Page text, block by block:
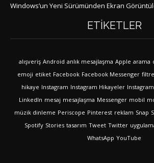
Windows’un Yeni Sürümünden Ekran
ETIKETLER
alışveriş Android anlık mesajlaşma Apple arama
emoji etiket Facebook Facebook Messenger filtre
hikaye Instagram Instagram Hikayeler
LinkedIn mesaj mesajlaşma Messenger mobil
müzik dinleme Periscope Pinterest reklam Snap
Spotify Stories tasarım Tweet Twitter
WhatsApp YouTube